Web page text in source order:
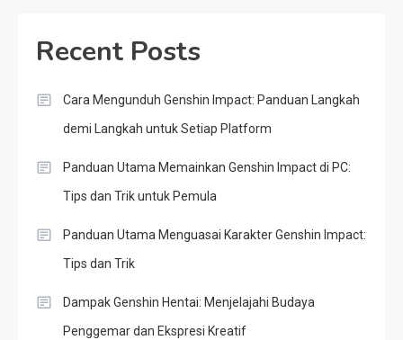
Recent Posts
Cara Mengunduh Genshin Impact: Panduan Langkah
demi Langkah untuk Setiap Platform
Panduan Utama Memainkan Genshin Impact di PC:
Tips dan Trik untuk Pemula
Panduan Utama Menguasai Karakter Genshin Impact:
Tips dan Trik
Dampak Genshin Hentai: Menjelajahi Budaya
Penggemar dan Ekspresi Kreatif